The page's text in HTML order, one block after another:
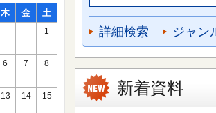
木 金 土
1
6 7 8
13 14 15
詳細検索 ジャン
新着資料